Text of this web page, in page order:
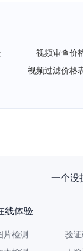
视频审查价
视频过滤价格
一个没
线体验
片检测
验